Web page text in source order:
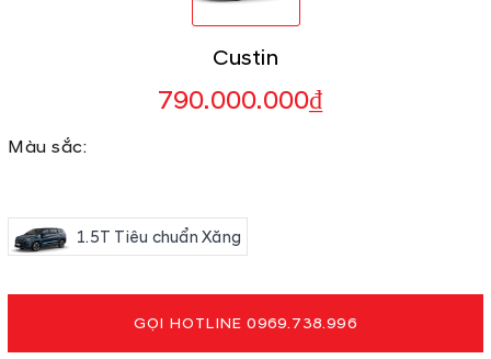
Custin
790.000.000₫
Màu sắc:
1.5T Tiêu chuẩn Xăng
GỌI HOTLINE 0969.738.996